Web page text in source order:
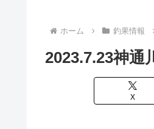
ホーム 釣果情報
2023.7.23神通
X